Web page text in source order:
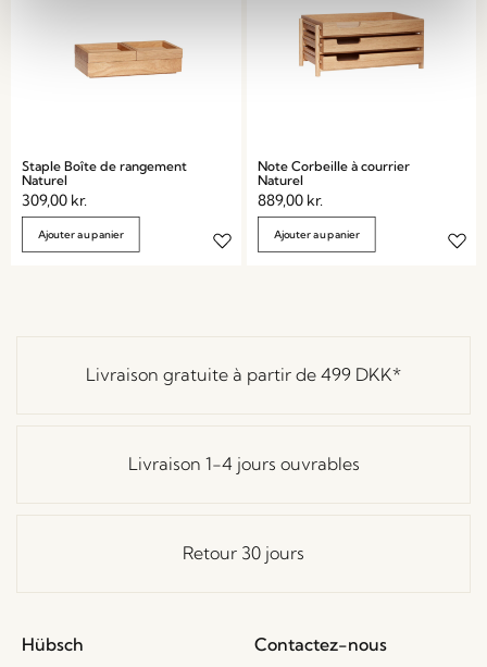
Staple Boîte de rangement
Naturel
309,00 kr.
Ajouter au panier
Note Corbeille à courrier
Naturel
889,00 kr.
Ajouter au panier
Livraison gratuite à partir de 499 DKK*
Livraison 1-4 jours ouvrables
Retour 30 jours
Hübsch
Contactez-nous